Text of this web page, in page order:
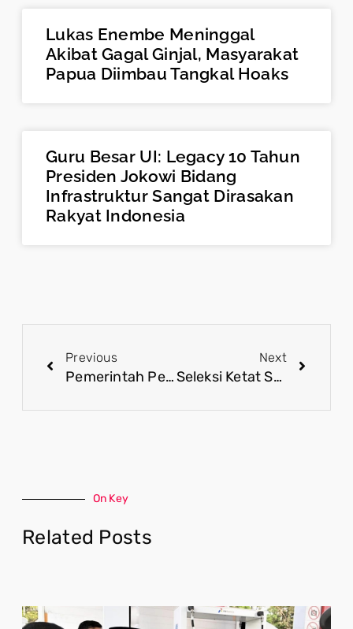
Lukas Enembe Meninggal
Akibat Gagal Ginjal, Masyarakat
Papua Diimbau Tangkal Hoaks
Guru Besar UI: Legacy 10 Tahun
Presiden Jokowi Bidang
Infrastruktur Sangat Dirasakan
Rakyat Indonesia
Previous
Pemerintah Perkuat Pengawasan dan Evaluasi Program MBG
Next
Seleksi Ketat Sekolah Rakyat Pastikan Program Tepat Sasaran bagi Anak Rentan
On Key
Related Posts